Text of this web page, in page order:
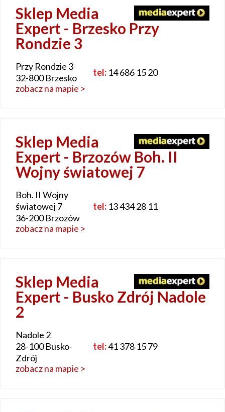
Sklep Media
Expert - Brzesko Przy
Rondzie 3
Przy Rondzie 3
32-800 Brzesko
tel: 14 686 15 20
zobacz na mapie >
Sklep Media
Expert - Brzozów Boh. II
Wojny światowej 7
Boh. II Wojny
światowej 7
36-200 Brzozów
tel: 13 434 28 11
zobacz na mapie >
Sklep Media
Expert - Busko Zdrój Nadole
2
Nadole 2
28-100 Busko-
Zdrój
tel:41 378 15 79
zobacz na mapie >